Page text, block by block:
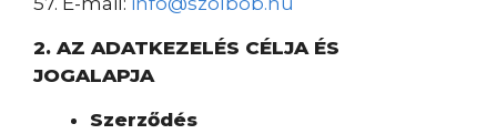
2. AZ ADATKEZELÉS CÉLJA ÉS
JOGALAPJA
Szerződés